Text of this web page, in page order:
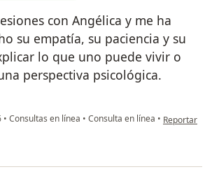
con Angélica y me ha
su empatía, su paciencia y su
lo que uno puede vivir o
perspectiva psicológica.
• Consultas en línea • Consulta en línea • en opinión
Reportar